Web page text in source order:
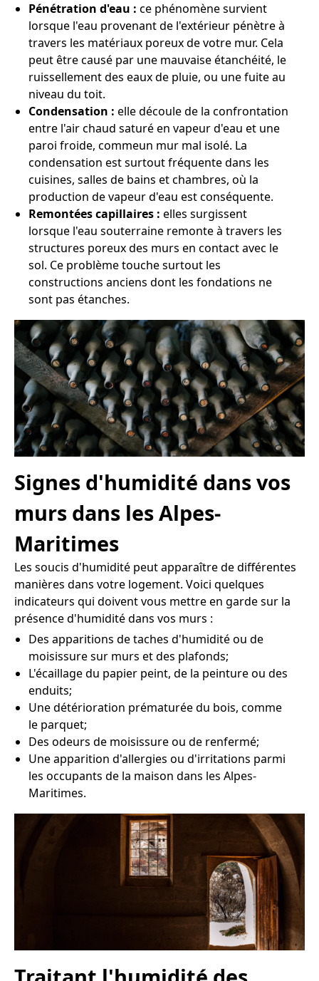
Pénétration d'eau : ce phénomène survient
lorsque l'eau provenant de l'extérieur pénètre à
travers les matériaux poreux de votre mur. Cela
peut être causé par une mauvaise étanchéité, le
ruissellement des eaux de pluie, ou une fuite au
niveau du toit.
Condensation : elle découle de la confrontation
entre l'air chaud saturé en vapeur d'eau et une
paroi froide, commeun mur mal isolé. La
condensation est surtout fréquente dans les
cuisines, salles de bains et chambres, où la
production de vapeur d'eau est conséquente.
Remontées capillaires : elles surgissent
lorsque l'eau souterraine remonte à travers les
structures poreux des murs en contact avec le
sol. Ce problème touche surtout les
constructions anciens dont les fondations ne
sont pas étanches.
Signes d'humidité dans vos
murs dans les Alpes-
Maritimes
Les soucis d'humidité peut apparaître de différentes
manières dans votre logement. Voici quelques
indicateurs qui doivent vous mettre en garde sur la
présence d'humidité dans vos murs :
Des apparitions de taches d'humidité ou de
moisissure sur murs et des plafonds;
L'écaillage du papier peint, de la peinture ou des
enduits;
Une détérioration prématurée du bois, comme
le parquet;
Des odeurs de moisissure ou de renfermé;
Une apparition d'allergies ou d'irritations parmi
les occupants de la maison dans les Alpes-
Maritimes.